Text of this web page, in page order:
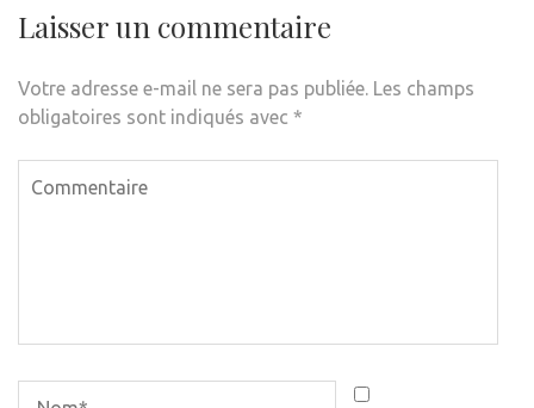
Laisser un commentaire
Votre adresse e-mail ne sera pas publiée. Les champs
obligatoires sont indiqués avec *